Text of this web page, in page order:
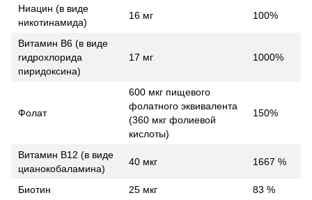
Ниацин (в виде
никотинамида)
16 мг 100%
Витамин B6 (в виде
гидрохлорида
пиридоксина)
17 мг 1000%
Фолат
600 мкг пищевого
фолатного эквивалента
(360 мкг фолиевой
кислоты)
150%
Витамин B12 (в виде
цианокобаламина)
40 мкг 1667 %
Биотин 25 мкг
83 %